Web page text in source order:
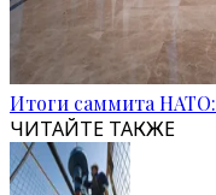
Итоги саммита
ЧИТАЙТЕ ТАКЖЕ